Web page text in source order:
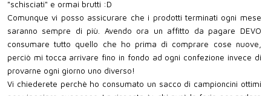
"schisciati" e ormai brutti :D
Comunque vi posso assicurare che i prodotti terminati ogni mese
saranno sempre di più. Avendo ora un affitto da pagare DEVO
consumare tutto quello che ho prima di comprare cose nuove,
perciò mi tocca arrivare fino in fondo ad ogni confezione invece di
provarne ogni giorno uno diverso!
Vi chiederete perchè ho consumato un sacco di campioncini ottimi